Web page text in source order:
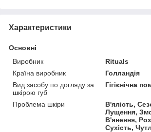
Характеристики
Основні
Виробник
Rituals
Країна виробник
Голландія
Вид засобу по догляду за
шкірою губ
Гігієнічна
Проблема шкіри
В'ялість,
Лущення,
В'янення,
Сухість,